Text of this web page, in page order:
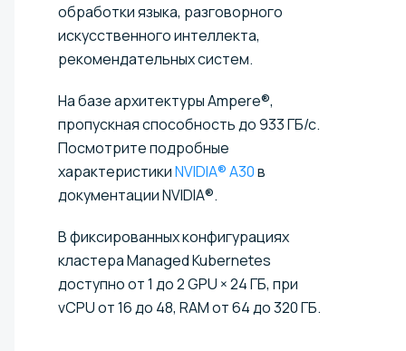
обработки языка, разговорного
искусственного интеллекта,
рекомендательных систем.
На базе архитектуры Ampere®,
пропускная способность до 933 ГБ/с.
Посмотрите подробные
характеристикиNVIDIA® A30в
документации NVIDIA®.
В фиксированных конфигурациях
кластера Managed Kubernetes
доступно от 1 до 2 GPU × 24 ГБ, при
vCPU от 16 до 48, RAM от 64 до 320 ГБ.